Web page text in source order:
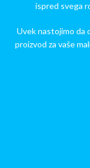
ispred svega
Uvek nastojimo da
proizvod za vaše